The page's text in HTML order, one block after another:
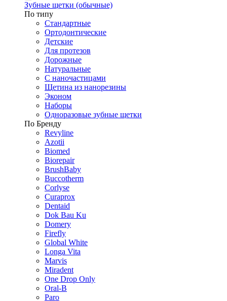
Зубные щетки (обычные)
По типу
Стандартные
Ортодонтические
Детские
Для протезов
Дорожные
Натуральные
С наночастицами
Щетина из нанорезины
Эконом
Наборы
Одноразовые зубные щетки
По Бренду
Revyline
Azotii
Biomed
Biorepair
BrushBaby
Buccotherm
Corlyse
Curaprox
Dentaid
Dok Bau Ku
Domery
Firefly
Global White
Longa Vita
Marvis
Miradent
One Drop Only
Oral-B
Paro